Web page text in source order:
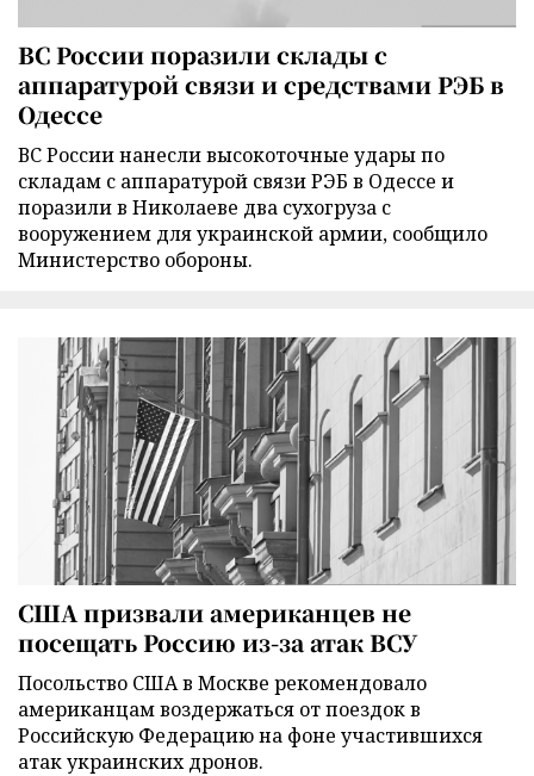
ВС России поразили склады с
аппаратурой связи и средствами РЭБ в
Одессе
ВС России нанесли высокоточные удары по
складам с аппаратурой связи РЭБ в Одессе и
поразили в Николаеве два сухогруза с
вооружением для украинской армии, сообщило
Министерство обороны.
США призвали американцев не
посещать Россию из-за атак ВСУ
Посольство США в Москве рекомендовало
американцам воздержаться от поездок в
Российскую Федерацию на фоне участившихся
атак украинских дронов.